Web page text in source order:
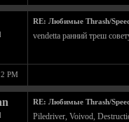
RE: Любимые Thrash/
vendetta ранний треш
PM
RE: Любимые Thrash/
Piledriver, Voivod,